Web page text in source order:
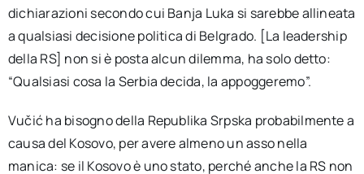
dichiarazioni secondo cui Banja Luka si sarebbe allineata
a qualsiasi decisione politica di Belgrado. [La leadership
della RS] non si è posta alcun dilemma, ha solo detto:
“Qualsiasi cosa la Serbia decida, la appoggeremo”.
Vučić ha bisogno della Republika Srpska probabilmente a
causa del Kosovo, per avere almeno un asso nella
manica: se il Kosovo è uno stato, perché anche la RS non